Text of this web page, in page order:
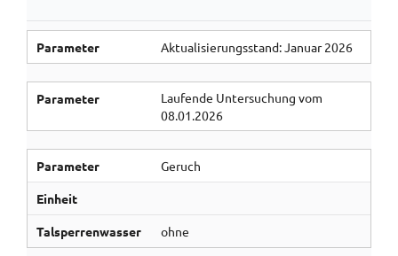
Parameter Aktualisierungsstand: Januar 2026
Parameter
Laufende Untersuchung vom
08.01.2026
Parameter Geruch
Einheit
Talsperrenwasser ohne